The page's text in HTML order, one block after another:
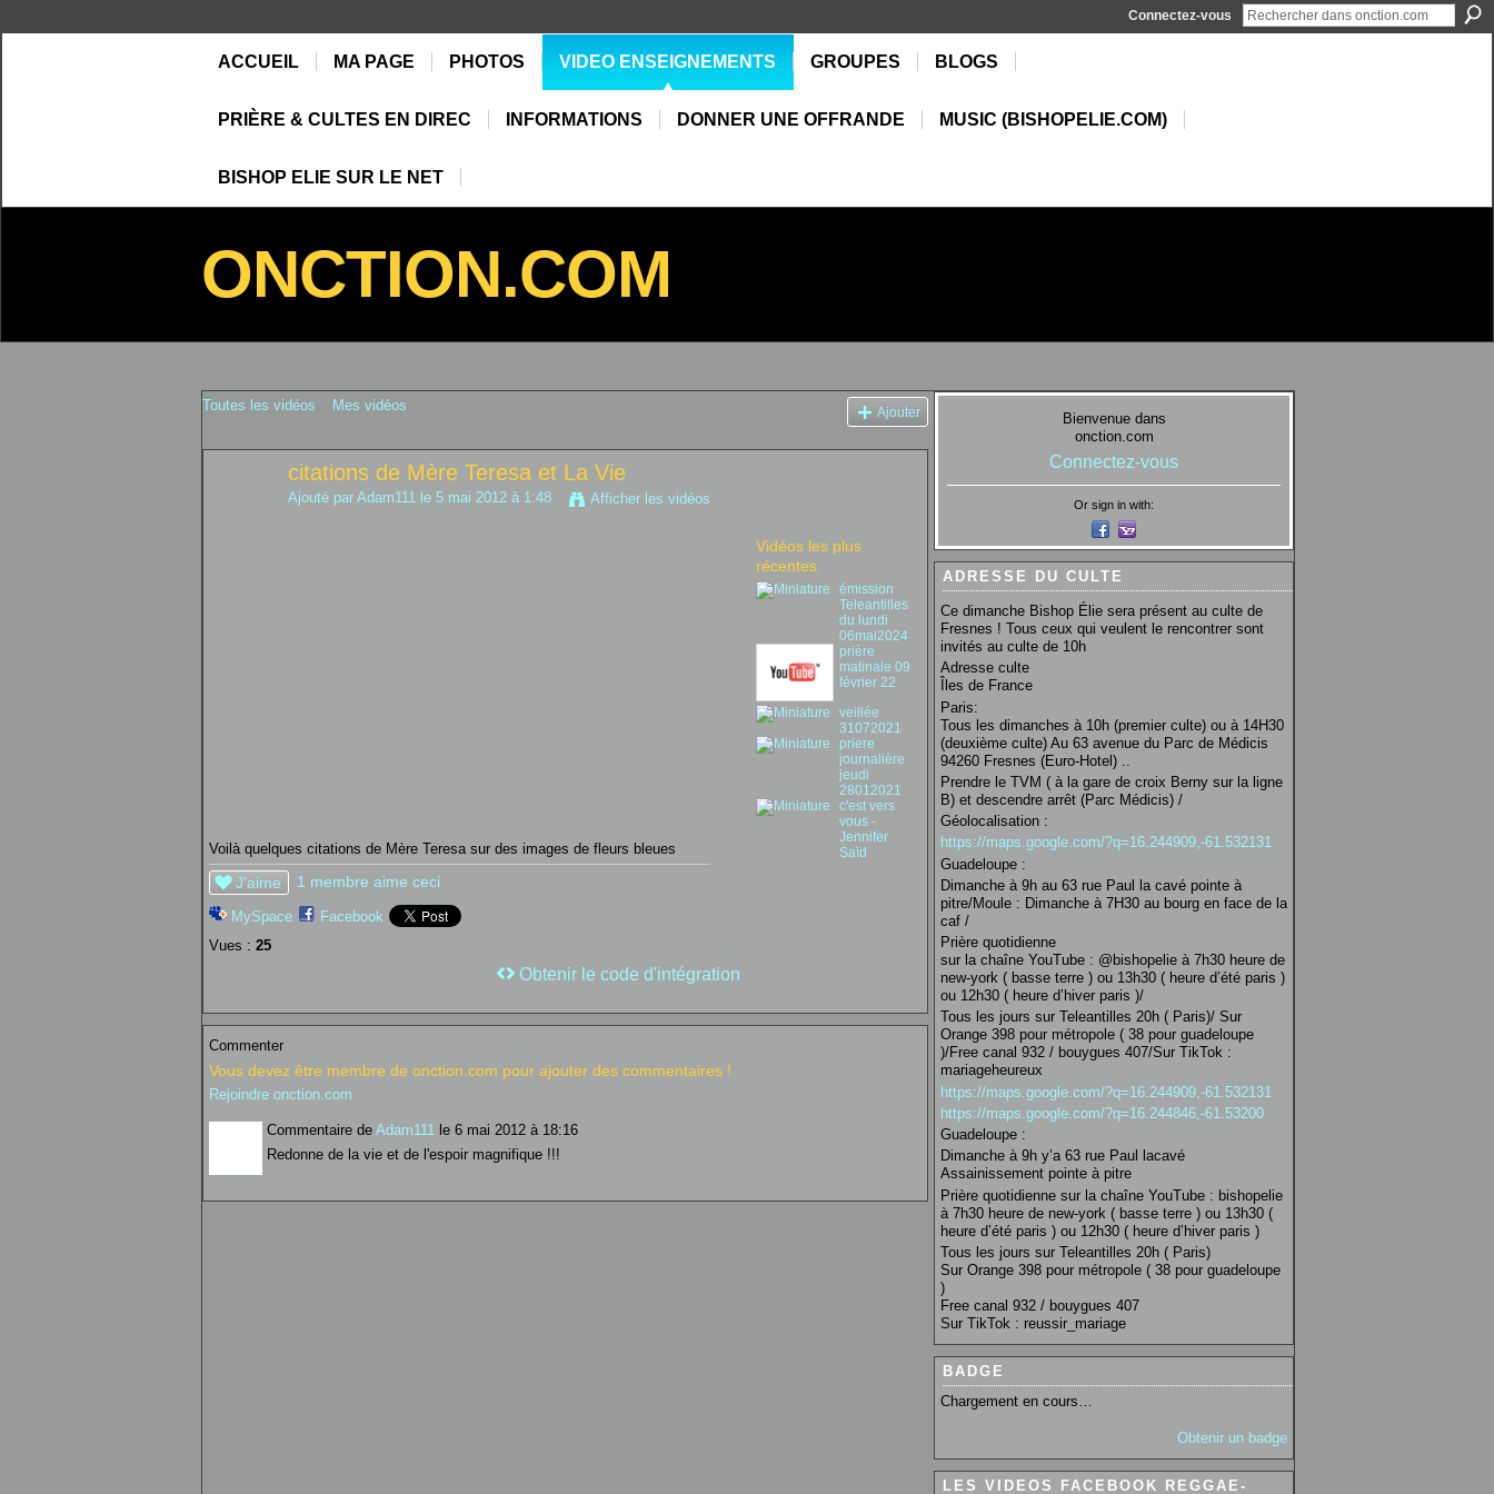
Connectez-vous
ACCUEIL MA PAGE PHOTOS VIDEO ENSEIGNEMENTS GROUPES BLOGS
PRIÈRE & CULTES EN DIREC INFORMATIONS DONNER UNE OFFRANDE MUSIC (BISHOPELIE.COM)
BISHOP ELIE SUR LE NET
ONCTION.COM
Toutes les vidéos Mes vidéos Ajouter
citations de Mère Teresa et La Vie
Ajouté par Adam111 le 5 mai 2012 à 1:48 Afficher les vidéos
Voilà quelques citations de Mère Teresa sur des images de fleurs bleues
J'aime 1 membre aime ceci
MySpace
Facebook
Vues : 25
Obtenir le code d'intégration
Vidéos les plus
récentes
émission
Teleantilles
du lundi
06mai2024
prière
matinale 09
février 22
veillée
31072021
priere
journalière
jeudi
28012021
c'est vers
vous -
Jennifer
Saïd
Commenter
Vous devez être membre de onction.com pour ajouter des commentaires !
Rejoindre onction.com
Commentaire de Adam111 le 6 mai 2012 à 18:16
Redonne de la vie et de l'espoir magnifique !!!
Bienvenue dans
onction.com
Connectez-vous
Or sign in with:
ADRESSE DU CULTE
Ce dimanche Bishop Élie sera présent au culte de
Fresnes ! Tous ceux qui veulent le rencontrer sont
invités au culte de 10h
Adresse culte
Îles de France
Paris:
Tous les dimanches à 10h (premier culte) ou à 14H30
(deuxième culte) Au 63 avenue du Parc de Médicis
94260 Fresnes (Euro-Hotel) ..
Prendre le TVM ( à la gare de croix Berny sur la ligne
B) et descendre arrêt (Parc Médicis) /
Géolocalisation :
https://maps.google.com/?q=16.244909,-61.532131
Guadeloupe :
Dimanche à 9h au 63 rue Paul la cavé pointe à
pitre/Moule : Dimanche à 7H30 au bourg en face de la
caf /
Prière quotidienne
sur la chaîne YouTube : @bishopelie à 7h30 heure de
new-york ( basse terre ) ou 13h30 ( heure d’été paris )
ou 12h30 ( heure d’hiver paris )/
Tous les jours sur Teleantilles 20h ( Paris)/ Sur
Orange 398 pour métropole ( 38 pour guadeloupe
)/Free canal 932 / bouygues 407/Sur TikTok :
mariageheureux
https://maps.google.com/?q=16.244909,-61.532131
https://maps.google.com/?q=16.244846,-61.53200
Guadeloupe :
Dimanche à 9h y’a 63 rue Paul lacavé
Assainissement pointe à pitre
Prière quotidienne sur la chaîne YouTube : bishopelie
à 7h30 heure de new-york ( basse terre ) ou 13h30 (
heure d’été paris ) ou 12h30 ( heure d’hiver paris )
Tous les jours sur Teleantilles 20h ( Paris)
Sur Orange 398 pour métropole ( 38 pour guadeloupe
)
Free canal 932 / bouygues 407
Sur TikTok : reussir_mariage
BADGE
Chargement en cours…
Obtenir un badge
LES VIDEOS FACEBOOK REGGAE-